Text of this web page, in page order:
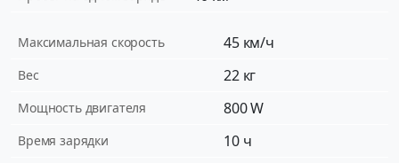
Максимальная скорость 45 км/ч
Вес 22 кг
Мощность двигателя 800 W
Время зарядки 10 ч